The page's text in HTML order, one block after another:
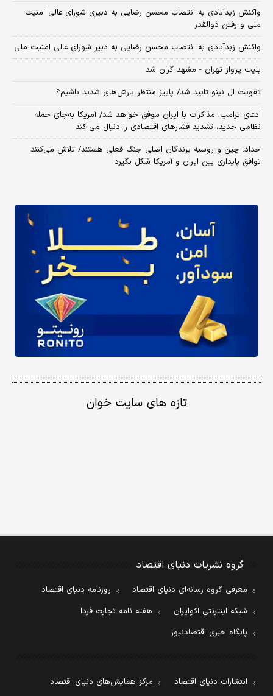
واکنش زیدآبادی به انتصاب محسن رضایی به دبیری شورای عالی امنیت
ملی و رفتن ذوالقدر
واکنش زیدآبادی به انتصاب محسن رضایی به دبیر شورای عالی امنیت ملی
بلیت پرواز تهران - مشهد گران شد
تقویت ال نینو تایید شد/ پاییز منتظر بارش‌های شدید باشیم؟
ادعای ترامپ: مذاکرات با ایران موفق خواهد شد/ آمریکا به‌جای حمله
نظامی جدید، تشدید فشارهای اقتصادی را دنبال می کند
حداد: چین و روسیه برندگان اصلی جنگ فعلی هستند/ تلاش می‌کنند
توافق پایداری بین ایران و آمریکا شکل نگیرد
تازه های سایت خوان
گروه نشریات دنیای اقتصاد
معرفی گروه رسانه‌ای دنیای اقتصاد
روزنامه دنیای اقتصاد
شبکه اینترنتی اکوایران
هفته نامه تجارت فردا
پایگاه خبری اقتصادنیوز
انتشارات دنیای اقتصاد
مرکز همایش‌های دنیای اقتصاد